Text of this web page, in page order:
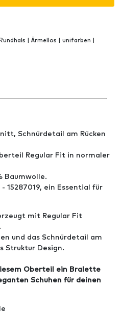
| Ärmellos | unifarben |
Schnürdetail am Rücken
Regular Fit in normaler
Baumwolle.
15287019, ein Essential für
mit Regular Fit
und das Schnürdetail am
Struktur Design.
Oberteil ein Bralette
Schuhen für deinen